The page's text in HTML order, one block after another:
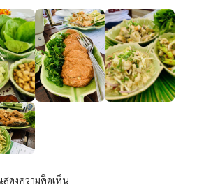
🍻 #ร้านนี้พี่ยุ้ยบัญชีการเงินATLแนะนำ
สดงความคิดเห็น